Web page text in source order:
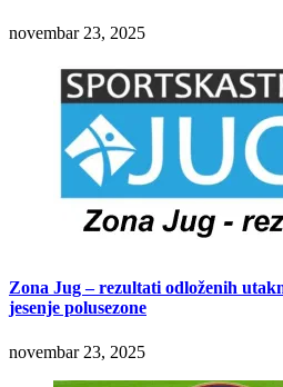
novembar 23, 2025
Zona Jug – rezultati odloženih
jesenje polusezone
novembar 23, 2025